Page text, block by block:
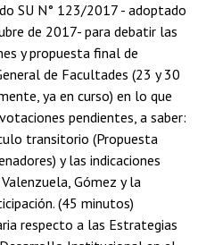
SU N° 123/2017 - adoptado
de 2017- para debatir las
y propuesta final de
de Facultades (23 y 30
ya en curso) en lo que
pendientes, a saber:
transitorio (Propuesta
y las indicaciones
Gómez y la
(45 minutos)
respecto a las Estrategias